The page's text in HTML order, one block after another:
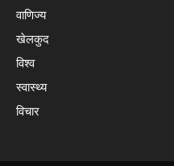
वाणिज्य
खेलकुद
विश्व
स्वास्थ्य
विचार